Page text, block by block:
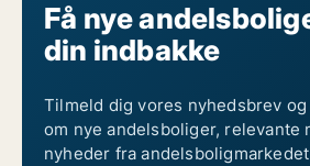
Få nye
din indbakke
Tilmeld dig vores nyhedsbrev
om nye andelsboliger, relevante
nyheder fra